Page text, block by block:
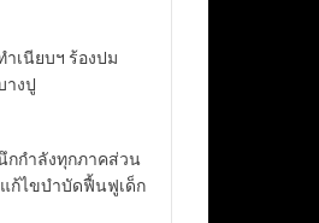
เนียบฯ ร้องปม
างปู
กกำลังทุกภาคส่วน
ก้ไขบำบัดฟื้นฟูเด็ก